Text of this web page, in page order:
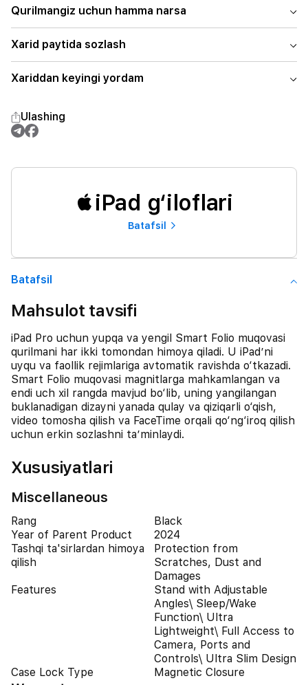
Qurilmangiz uchun hamma narsa
Xarid paytida sozlash
Xariddan keyingi yordam
Ulashing
iPad g‘iloflari
Batafsil
Batafsil
Mahsulot tavsifi
iPad Pro uchun yupqa va yengil Smart Folio muqovasi
qurilmani har ikki tomondan himoya qiladi. U iPad’ni
uyqu va faollik rejimlariga avtomatik ravishda o‘tkazadi.
Smart Folio muqovasi magnitlarga mahkamlangan va
endi uch xil rangda mavjud bo‘lib, uning yangilangan
buklanadigan dizayni yanada qulay va qiziqarli o‘qish,
video tomosha qilish va FaceTime orqali qo‘ng‘iroq qilish
uchun erkin sozlashni ta’minlaydi.
Xususiyatlari
Miscellaneous
Rang
Black
Year of Parent Product
2024
Tashqi ta'sirlardan himoya
qilish
Protection from
Scratches, Dust and
Damages
Features
Stand with Adjustable
Angles\ Sleep/Wake
Function\ Ultra
Lightweight\ Full Access to
Camera, Ports and
Controls\ Ultra Slim Design
Case Lock Type
Magnetic Closure